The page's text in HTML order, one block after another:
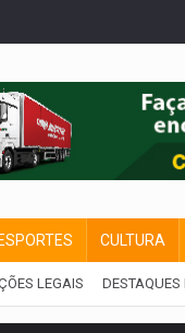
ESPORTES CULTURA
LEGAIS DESTAQUES
morre preso às